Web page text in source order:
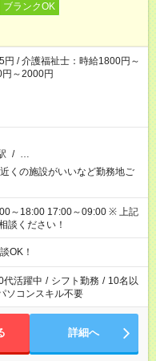
ブランクOK
/ 介護福祉士：時給1800円～
～2000円
/ …
の施設がいいなど勤務地ご
18:00 17:00～09:00 ※ 上記
談ください！
OK！
代活躍中 / シフト勤務 / 10名以
ソコンスキル不要
詳細へ